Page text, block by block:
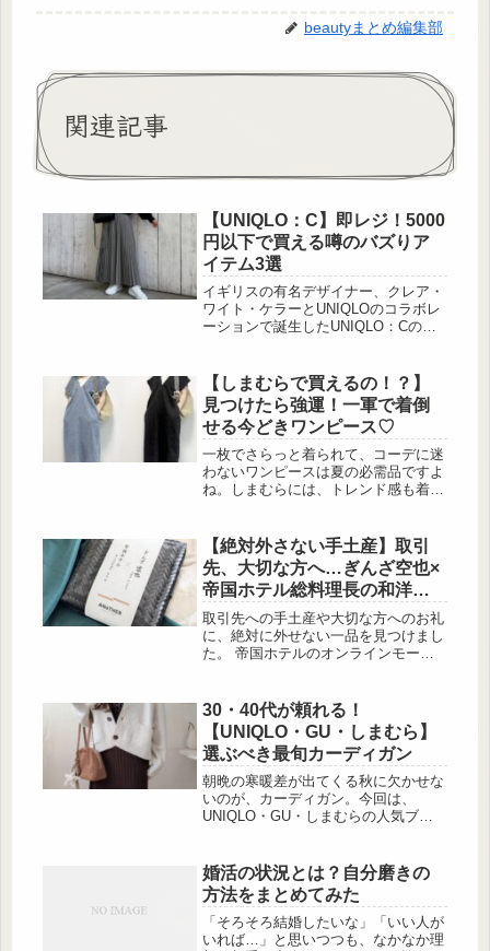
beautyまとめ編集部
関連記事
【UNIQLO：C】即レジ！5000
円以下で買える噂のバズりア
イテム3選
イギリスの有名デザイナー、クレア・
ワイト・ケラーとUNIQLOのコラボレ
ーションで誕生したUNIQLO：Cの
知でしょうか。今回は、5,000円以下
で購入出来るバズりアイテムだけを厳
選して紹介します。UNIQLO：Cのど
のアイテムがオススメかわからない…
という方は、是非参考にしてみてくだ
さいね♡カジュアル派は見逃せない
「スムースコットンクルーネックセー
ター」 この投稿をIn...
【しまむらで買えるの！？】
見つけたら強運！一軍で着倒
せる今どきワンピース♡
一枚でさらっと着られて、コーデに迷
わないワンピースは夏の必需品ですよ
ね。しまむらには、トレンド感も着心
ら、大人女子におすすめの高見えワン
ピースを厳選してご紹介。デイリーに
もお出かけにも使えるアイテムばかり
なので、ぜひお気に入りを見つけてく
ださいね。カジュアルと女性らしさを
両立 出典:saa_yuuki1006様ご提供 出
典:saa_yuuki1006様ご...
【絶対外さない手土産】取引
先、大切な方へ…ぎんざ空也×
帝国ホテル総料理長の和洋折
衷マドレーヌ最中
取引先への手土産や大切な方へのお礼
に、絶対に外せない一品を見つけまし
た。 帝国ホテルのオンラインモール
MONAKA」は、創業140年以上 […]
30・40代が頼れる！
【UNIQLO・GU・しまむら】
選ぶべき最旬カーディガン
朝晩の寒暖差が出てくる秋に欠かせな
いのが、カーディガン。今回は、
UNIQLO・GU・しまむらの人気ブラ
ンド感がありつつ、シンプルで大人っ
ぽいデザインが魅力。オンオフ問わず
着回せるうえに、羽織るだけで“こな
れ感”が手に入るアイテムばかりで
す。お仕事にも週末のおでかけにもぴ
婚活の状況とは？自分磨きの
方法をまとめてみた
「そろそろ結婚したいな」「いい人が
いれば…」と思いつつも、なかなか理